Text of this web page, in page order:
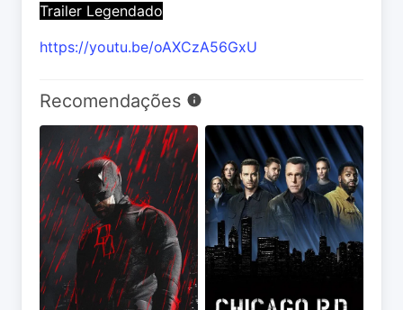
Trailer Legendado
https://youtu.be/oAXCzA56GxU
Recomendações